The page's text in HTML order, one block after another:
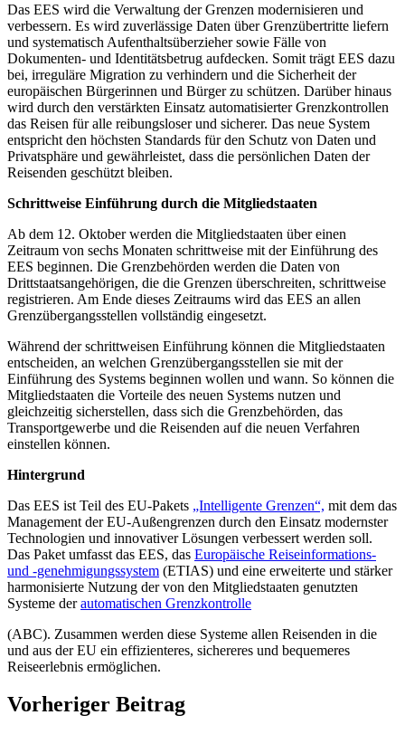
Das EES wird die Verwaltung der Grenzen modernisieren und
verbessern. Es wird zuverlässige Daten über Grenzübertritte liefern
und systematisch Aufenthaltsüberzieher sowie Fälle von
Dokumenten- und Identitätsbetrug aufdecken. Somit trägt EES dazu
bei, irreguläre Migration zu verhindern und die Sicherheit der
europäischen Bürgerinnen und Bürger zu schützen. Darüber hinaus
wird durch den verstärkten Einsatz automatisierter Grenzkontrollen
das Reisen für alle reibungsloser und sicherer. Das neue System
entspricht den höchsten Standards für den Schutz von Daten und
Privatsphäre und gewährleistet, dass die persönlichen Daten der
Reisenden geschützt bleiben.
Schrittweise Einführung durch die Mitgliedstaaten
Ab dem 12. Oktober werden die Mitgliedstaaten über einen
Zeitraum von sechs Monaten schrittweise mit der Einführung des
EES beginnen. Die Grenzbehörden werden die Daten von
Drittstaatsangehörigen, die die Grenzen überschreiten, schrittweise
registrieren. Am Ende dieses Zeitraums wird das EES an allen
Grenzübergangsstellen vollständig eingesetzt.
Während der schrittweisen Einführung können die Mitgliedstaaten
entscheiden, an welchen Grenzübergangsstellen sie mit der
Einführung des Systems beginnen wollen und wann. So können die
Mitgliedstaaten die Vorteile des neuen Systems nutzen und
gleichzeitig sicherstellen, dass sich die Grenzbehörden, das
Transportgewerbe und die Reisenden auf die neuen Verfahren
einstellen können.
Hintergrund
Das EES ist Teil des EU-Pakets „Intelligente Grenzen“, mit dem das
Management der EU-Außengrenzen durch den Einsatz modernster
Technologien und innovativer Lösungen verbessert werden soll.
Das Paket umfasst das EES, das Europäische Reiseinformations-
und -genehmigungssystem (ETIAS) und eine erweiterte und stärker
harmonisierte Nutzung der von den Mitgliedstaaten genutzten
Systeme derautomatischen Grenzkontrolle
(ABC). Zusammen werden diese Systeme allen Reisenden in die
und aus der EU ein effizienteres, sichereres und bequemeres
Reiseerlebnis ermöglichen.
Vorheriger Beitrag